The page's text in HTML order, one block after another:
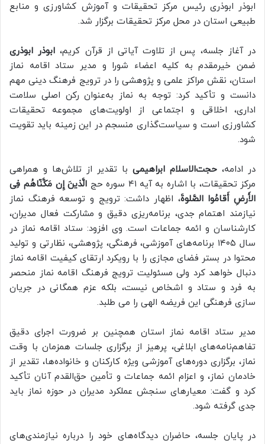
ابوذر ابوذری رئیس مرکز تحقیقات و آموزش کشاورزی و منابع
طبیعی استان در محل مرکز تحقیقات برگزار شد.
در آغاز جلسه، پس از تلاوت آیاتی از قرآن کریم، ابوذر ابوذری
ضمن خیرمقدم به کلیه اعضاء شورا و مدیر ستاد اقامه نماز
استان، نقش مراکز علمی و پژوهشی را در ترویج فرهنگ دینی مهم
دانست و تأکید کرد: توجه به نماز به‌عنوان رکن اصلی سلامت
اداری، اخلاقی و اجتماعی از اولویت‌های مجموعه تحقیقات
کشاورزی است و سیاست‌گذاری منسجم در این زمینه باید تقویت
شود.
در ادامه، حجت‌الاسلام ابراهیمی با تقدیر از تلاش‌ها و همراهی
مرکز تحقیقات، با اشاره به آیه ۴۱ سوره حج
الَّذینَ إِن مَکَّنّاهُم فِی
الأَرضِ أَقامُوا الصَّلوةَ، اظهار داشت: ترویج و توسعه فرهنگ نماز
نیازمند اهتمام جدی، برنامه‌ریزی دقیق و مشارکت فعال مدیران،
کارشناسان و ائمه جماعات است. وی افزود: ستاد اقامه نماز در
سال ۱۴۰۵ برنامه‌های آموزشی، فرهنگی، پژوهشی، نظارتی و تولید
محتوا در بستر فضای مجازی را با رویکرد ارتقای کیفیت اقامه نماز
دنبال خواهد کرد ولی مسئولیت ترویج فرهنگ اقامه نماز منحصر
به فرد و ستاد و اشخاص نیست، بلکه عزم همگانی در جریان
سازی فرهنگی این فریضه الهی را می طلبد.
مدیر ستاد اقامه نماز استان همچنین بر ضرورت اجرای دقیق
تفاهم‌نامه‌های ابلاغی، پرهیز از برگزاری جلسات همزمان با وقت
نماز، برگزاری دوره‌های آموزشی ویژه کارکنان و خانواده‌ها، تقدیر از
خادمان نماز، و اعزام ائمه جماعات و تأمین حق‌القدم آنان تأکید
کرد و گفت: معیارهای سنجش عملکرد مدیران در حوزه نماز باید
جدی گرفته شود.
در پایان جلسه، حاضران دیدگاه‌های خود را درباره نیازمندی‌های